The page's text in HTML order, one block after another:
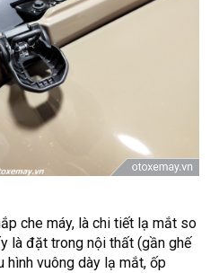
che máy, là chi tiết lạ mắt so
là đặt trong nội thất (gần ghế
hình vuông dày lạ mắt, ốp